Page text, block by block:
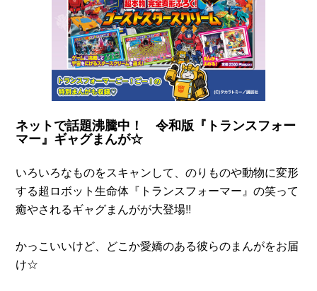
ネットで話題沸騰中！ 令和版『トランスフォー
マー』ギャグまんが☆
いろいろなものをスキャンして、のりものや動物に変形
する超ロボット生命体『トランスフォーマー』の笑って
癒やされるギャグまんがが大登場!!
かっこいいけど、どこか愛嬌のある彼らのまんがをお届
け☆